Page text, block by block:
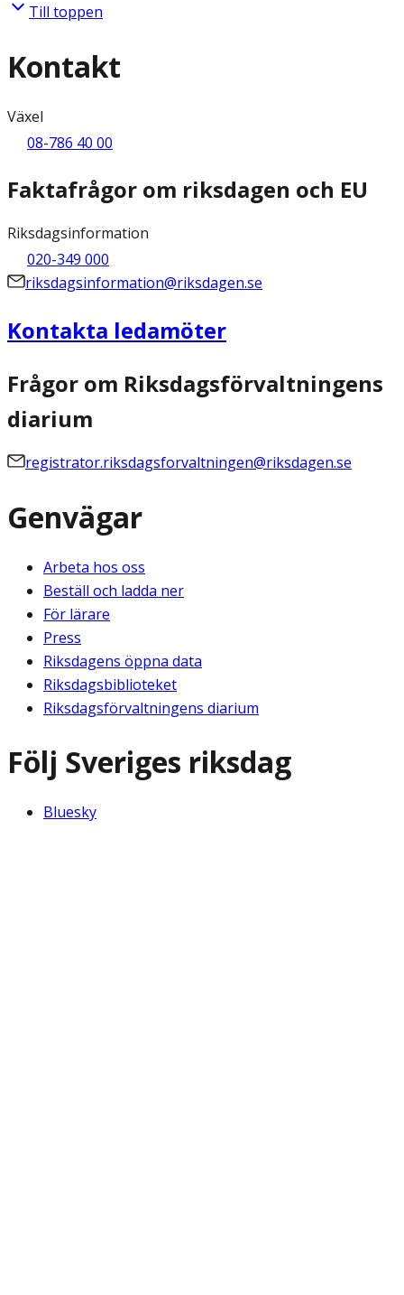
Till toppen
Kontakt
Växel
08-786 40 00
Faktafrågor om riksdagen och EU
Riksdagsinformation
020-349 000
riksdagsinformation@riksdagen.se
Kontakta ledamöter
Frågor om Riksdagsförvaltningens
diarium
registrator.riksdagsforvaltningen@riksdagen.se
Genvägar
Arbeta hos oss
Beställ och ladda ner
För lärare
Press
Riksdagens öppna data
Riksdagsbiblioteket
Riksdagsförvaltningens diarium
Följ Sveriges riksdag
Bluesky